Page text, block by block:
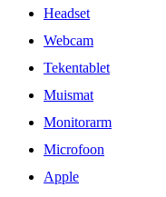
Headset
Webcam
Tekentablet
Muismat
Monitorarm
Microfoon
Apple